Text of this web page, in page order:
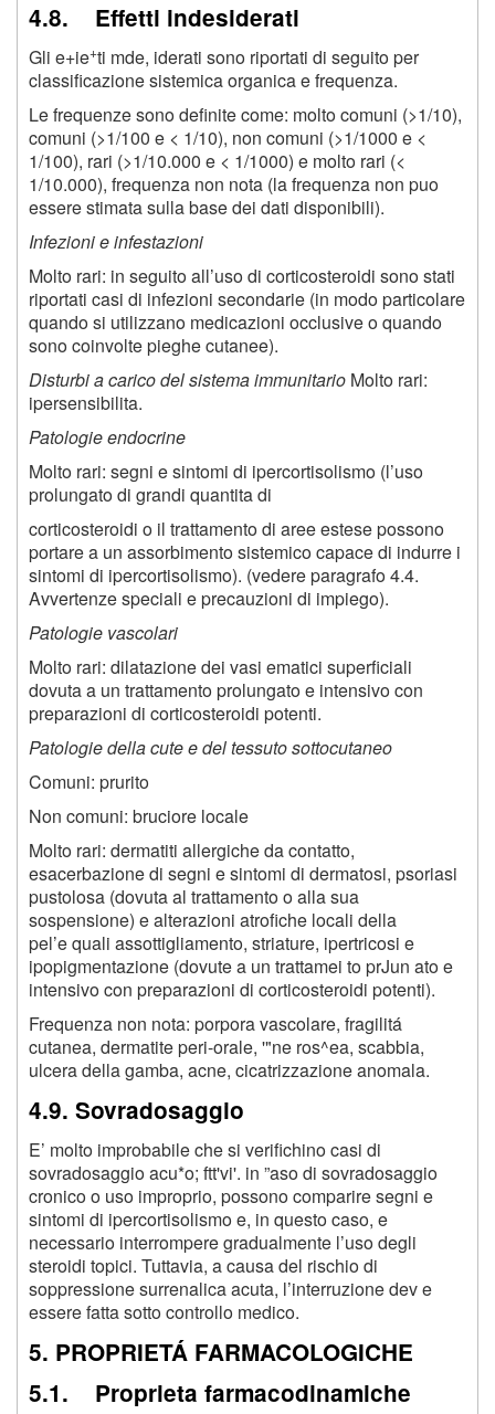
4.8. Effetti indesiderati
Gli e+ie+ti mde, iderati sono riportati di seguito per
classificazione sistemica organica e frequenza.
Le frequenze sono definite come: molto comuni (>1/10),
comuni (>1/100 e < 1/10), non comuni (>1/1000 e <
1/100), rari (>1/10.000 e < 1/1000) e molto rari (<
1/10.000), frequenza non nota (la frequenza non puo
essere stimata sulla base dei dati disponibili).
Infezioni e infestazioni
Molto rari: in seguito all’uso di corticosteroidi sono stati
riportati casi di infezioni secondarie (in modo particolare
quando si utilizzano medicazioni occlusive o quando
sono coinvolte pieghe cutanee).
Disturbi a carico del sistema immunitario Molto rari:
ipersensibilita.
Patologie endocrine
Molto rari: segni e sintomi di ipercortisolismo (l’uso
prolungato di grandi quantita di
corticosteroidi o il trattamento di aree estese possono
portare a un assorbimento sistemico capace di indurre i
sintomi di ipercortisolismo). (vedere paragrafo 4.4.
Avvertenze speciali e precauzioni di impiego).
Patologie vascolari
Molto rari: dilatazione dei vasi ematici superficiali
dovuta a un trattamento prolungato e intensivo con
preparazioni di corticosteroidi potenti.
Patologie della cute e del tessuto sottocutaneo
Comuni: prurito
Non comuni: bruciore locale
Molto rari: dermatiti allergiche da contatto,
esacerbazione di segni e sintomi di dermatosi, psoriasi
pustolosa (dovuta al trattamento o alla sua
sospensione) e alterazioni atrofiche locali della
pel’e quali assottigliamento, striature, ipertricosi e
ipopigmentazione (dovute a un trattamei to prJun ato e
intensivo con preparazioni di corticosteroidi potenti).
Frequenza non nota: porpora vascolare, fragilitá
cutanea, dermatite peri-orale, '"ne ros^ea, scabbia,
ulcera della gamba, acne, cicatrizzazione anomala.
4.9. Sovradosaggio
E’ molto improbabile che si verifichino casi di
sovradosaggio acu*o; ftt'vi'. in ”aso di sovradosaggio
cronico o uso improprio, possono comparire segni e
sintomi di ipercortisolismo e, in questo caso, e
necessario interrompere gradualmente l’uso degli
steroidi topici. Tuttavia, a causa del rischio di
soppressione surrenalica acuta, l’interruzione dev e
essere fatta sotto controllo medico.
5. PROPRIETÁ FARMACOLOGICHE
5.1. Proprieta farmacodinamiche